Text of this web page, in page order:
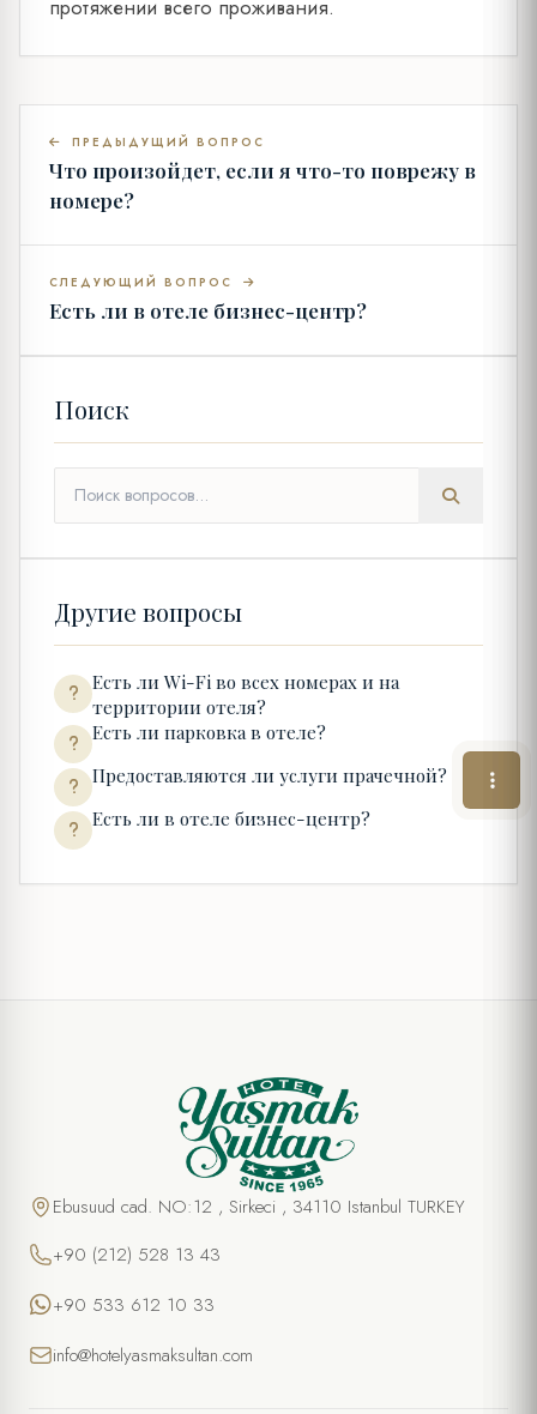
протяжении всего проживания.
ПРЕДЫДУЩИЙ ВОПРОС
Что произойдет, если я что-то поврежу в
номере?
СЛЕДУЮЩИЙ ВОПРОС
Есть ли в отеле бизнес-центр?
Поиск
Другие вопросы
Есть ли Wi-Fi во всех номерах и на
территории отеля?
Есть ли парковка в отеле?
Предоставляются ли услуги прачечной?
Есть ли в отеле бизнес-центр?
Ebusuud cad. NO:12 , Sirkeci , 34110 Istanbul TURKEY
+90 (212) 528 13 43
+90 533 612 10 33
info@hotelyasmaksultan.com